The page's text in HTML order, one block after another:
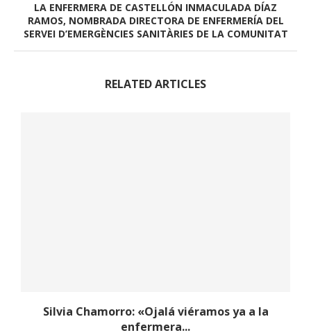
LA ENFERMERA DE CASTELLÓN INMACULADA DÍAZ
RAMOS, NOMBRADA DIRECTORA DE ENFERMERÍA DEL
SERVEI D’EMERGÈNCIES SANITÀRIES DE LA COMUNITAT
RELATED ARTICLES
Silvia Chamorro: «Ojalá viéramos ya a la
enfermera...